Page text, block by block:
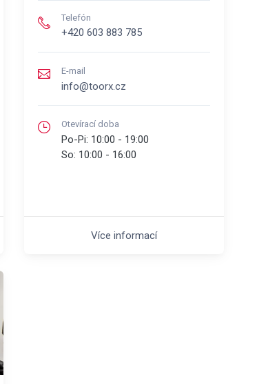
Telefón
+420 603 883 785
E-mail
info@toorx.cz
Otevírací doba
Po-Pi: 10:00 - 19:00
So: 10:00 - 16:00
Více informací